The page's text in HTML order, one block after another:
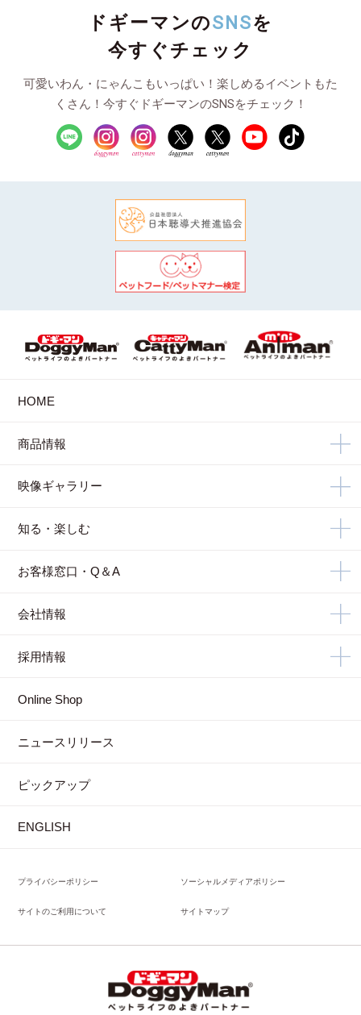
ドギーマンのSNSを
今すぐチェック
可愛いわん・にゃんこもいっぱい！楽しめるイベントもた
くさん！今すぐドギーマンのSNSをチェック！
HOME
商品情報
映像ギャラリー
知る・楽しむ
お客様窓口・Q＆A
会社情報
採用情報
Online Shop
ニュースリリース
ピックアップ
ENGLISH
プライバシーポリシー ソーシャルメディアポリシー
サイトのご利用について サイトマップ